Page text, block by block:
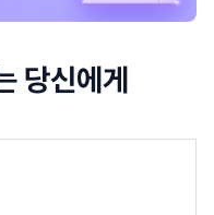
당신에게